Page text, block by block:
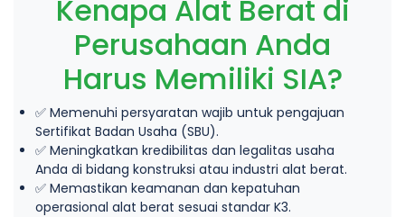
Kenapa Alat Berat di
Perusahaan Anda
Harus Memiliki SIA?
✅ Memenuhi persyaratan wajib untuk pengajuan
Sertifikat Badan Usaha (SBU).
✅ Meningkatkan kredibilitas dan legalitas usaha
Anda di bidang konstruksi atau industri alat berat.
✅ Memastikan keamanan dan kepatuhan
operasional alat berat sesuai standar K3.